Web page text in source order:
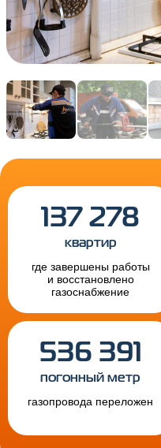
137 278
квартир
где завершены работы
и восстановлено
газоснабжение
536 391
погонный метр
газопровода переложен